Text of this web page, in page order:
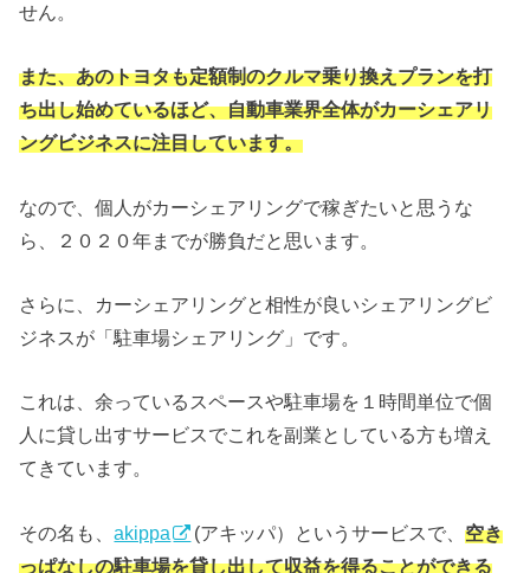
せん。
また、あのトヨタも定額制のクルマ乗り換えプランを打
ち出し始めているほど、自動車業界全体がカーシェアリ
ングビジネスに注目しています。
なので、個人がカーシェアリングで稼ぎたいと思うな
ら、２０２０年までが勝負だと思います。
さらに、カーシェアリングと相性が良いシェアリングビ
ジネスが「駐車場シェアリング」です。
これは、余っているスペースや駐車場を１時間単位で個
人に貸し出すサービスでこれを副業としている方も増え
てきています。
その名も、akippa (アキッパ）というサービスで、空き
っぱなしの駐車場を貸し出して収益を得ることができる